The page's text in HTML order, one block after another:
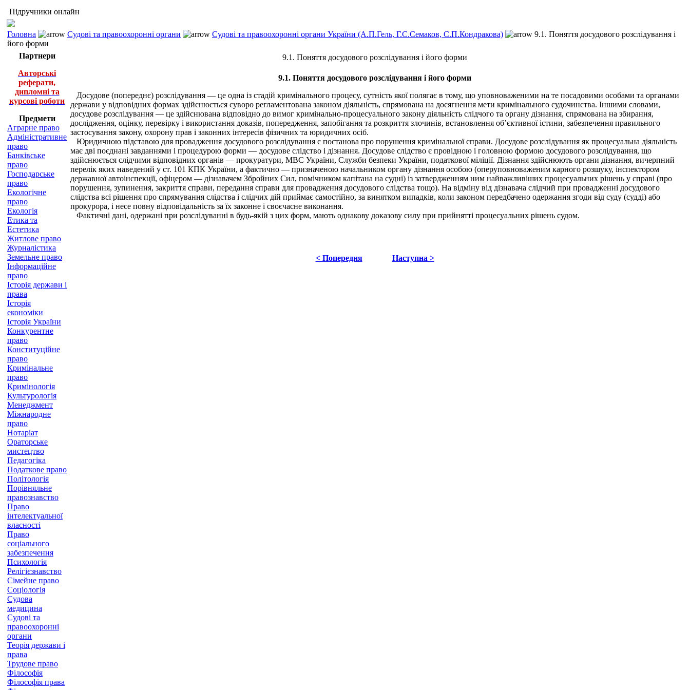
Підручники онлайн
Головна Судові та правоохоронні органи Судові та правоохоронні органи України (А.П.Гель, Г.С.Семаков, С.П.Кондракова)
9.1. Поняття досудового розслідування і
його форми
Партнери
Авторські
реферати,
дипломні та
курсові роботи
Предмети
Аграрне право
Адміністративне
право
Банківське
право
Господарське
право
Екологічне
право
Екологія
Етика та
Естетика
Житлове право
Журналістика
Земельне право
Інформаційне
право
Історія держави і
права
Історія
економіки
Історія України
Конкурентне
право
Конституційне
право
Кримінальне
право
Кримінологія
Культурологія
Менеджмент
Міжнародне
право
Нотаріат
Ораторське
мистецтво
Педагогіка
Податкове право
Політологія
Порівняльне
правознавство
Право
інтелектуальної
власності
Право
соціального
забезпечення
Психологія
Релігієзнавство
Сімейне право
Соціологія
Судова
медицина
Судові та
правоохоронні
органи
Теорія держави і
права
Трудове право
Філософія
Філософія права
9.1. Поняття досудового розслідування і його форми
9.1. Поняття досудового розслідування і його форми
Досудове (попереднє) розслідування — це одна із стадій кримінального процесу, сутність якої полягає в тому, що уповноваженими на те посадовими особами та органами
держави у відповідних формах здійснюється суворо регламентована законом діяльність, спрямована на досягнення мети кримінального судочинства. Іншими словами,
досудове розслідування — це здійснювана відповідно до вимог кримінально-процесуального закону діяльність слідчого та органу дізнання, спрямована на збирання,
дослідження, оцінку, перевірку і використання доказів, попередження, запобігання та розкриття злочинів, встановлення об’єктивної істини, забезпечення правильного
застосування закону, охорону прав і законних інтересів фізичних та юридичних осіб.
Юридичною підставою для провадження досудового розслідування є постанова про порушення кримінальної справи. Досудове розслідування як процесуальна діяльність
має дві поєднані завданнями і процедурою форми — досудове слідство і дізнання. Досудове слідство є провідною і головною формою досудового розслідування, що
здійснюється слідчими відповідних органів — прокуратури, МВС України, Служби безпеки України, податкової міліції. Дізнання здійснюють органи дізнання, вичерпний
перелік яких наведений у ст. 101 КПК України, а фактично — призначеною начальником органу дізнання особою (оперуповноваженим карного розшуку, інспектором
державної автоінспекції, офіцером — дізнавачем Збройних Сил, помічником капітана на судні) із затвердженням ним найважливіших процесуальних рішень у справі (про
порушення, зупинення, закриття справи, передання справи для провадження досудового слідства тощо). На відміну від дізнавача слідчий при провадженні досудового
слідства всі рішення про спрямування слідства і слідчих дій приймає самостійно, за винятком випадків, коли законом передбачено одержання згоди від суду (судді) або
прокурора, і несе повну відповідальність за їх законне і своєчасне виконання.
Фактичні дані, одержані при розслідуванні в будь-якій з цих форм, мають однакову доказову силу при прийнятті процесуальних рішень судом.
< Попередня Наступна >